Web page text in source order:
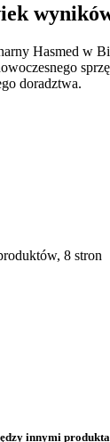
Hasmed w
doradztwa.
8 stron
innymi